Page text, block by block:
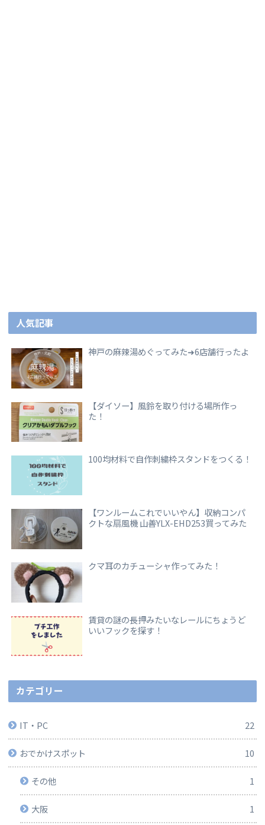
人気記事
神戸の麻辣湯めぐってみた➜6店舗行ったよ
【ダイソー】風鈴を取り付ける場所作っ
た！
100均材料で自作刺繍枠スタンドをつくる！
【ワンルームこれでいいやん】収納コンパ
クトな扇風機 山善YLX-EHD253買ってみた
クマ耳のカチューシャ作ってみた！
賃貸の謎の長押みたいなレールにちょうど
いいフックを探す！
カテゴリー
IT・PC 22
おでかけスポット 10
その他 1
大阪 1